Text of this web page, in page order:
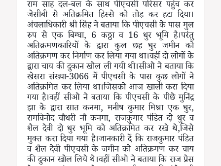
राम साह दल-बल के साथ पीएचसी परिसर पहुंच कर
जेसीबी से अतिक्रमित हिस्से को तोड़ कर हटा दिया।
अंचलाधिकारी श्री सिंह ने बताया कि पीएचसी के पास मुल
रुप से एक बिग्घा, 6 कठ्ठा व 16 धुर भूमि है।परंतु
अतिक्रमणकारियों के द्वारा कुल छह धुर जमीन को
अतिक्रमण कर निर्माण कर लिया गया था।वहीं दो लोगों के
द्वारा चाय की दुकान खोल ली गयी थी।सीओ ने बताया कि
खेसरा संख्या-3066 में पीएचसी के पास कुछ लोगों ने
अतिक्रमित कर लिया था।जिसको आज खाली करा दिया
गया है।वहीं सीओ ने बताया कि पीएचसी के पीछे मुनिंद्र
झा के द्वारा सात कनमा, मनीष कुमार मिश्रा एक धुर,
रामविनोद चौधरी नौ कनमा, राजकुमार पंडित दो धुर व
शैल देवी दो धुर भूमि को अतिक्रमित कर रखे थे,जिसे
मुक्त करा दिया गया है।जानकारी दें कि राजकुमार पंडित
व शैल देवी पीएचसी के जमीन को अतिक्रमण कर चाय
की दुकान खोल लिये थे।वहीं सीओ ने बताया कि राज प्रेस